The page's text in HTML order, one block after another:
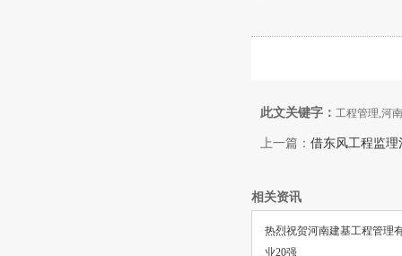
此文关键字： 工程管理,河
上一篇： 借东风工程监
相关资讯
热烈祝贺河南建基工程管理
业20强